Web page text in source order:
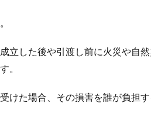
立した後や引渡し前に火災や自
。
けた場合、その損害を誰が負担